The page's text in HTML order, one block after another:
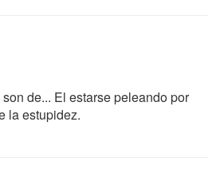
de... El estarse peleando por
la estupidez.